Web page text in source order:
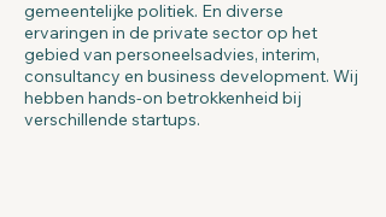
gemeentelijke politiek. En diverse
ervaringen in de private sector op het
gebied van personeelsadvies, interim,
consultancy en business development. Wij
hebben hands-on betrokkenheid bij
verschillende startups.